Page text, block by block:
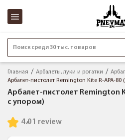
Поиск среди 30 тыс. товаров
Главная Арбалеты, луки и рогатки
Арбалет-пистолет Remington Kite R-APA-
Арбалет-пистолет Remington
с упором)
1 review
4.0